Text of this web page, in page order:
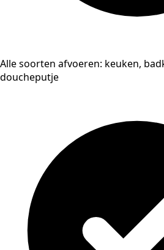
Alle soorten afvoeren: keuken,
doucheputje